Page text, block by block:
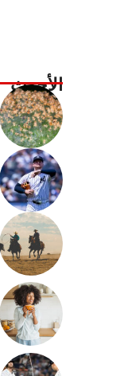
الأحدث